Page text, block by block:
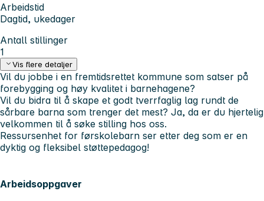
Arbeidstid
Dagtid, ukedager
Antall stillinger
1
Vis flere detaljer
Vil du jobbe i en fremtidsrettet kommune som satser på
forebygging og høy kvalitet i barnehagene?
Vil du bidra til å skape et godt tverrfaglig lag rundt de
sårbare barna som trenger det mest? Ja, da er du hjertelig
velkommen til å søke stilling hos oss.
Ressursenhet for førskolebarn ser etter deg som er en
dyktig og fleksibel støttepedagog!
Arbeidsoppgaver